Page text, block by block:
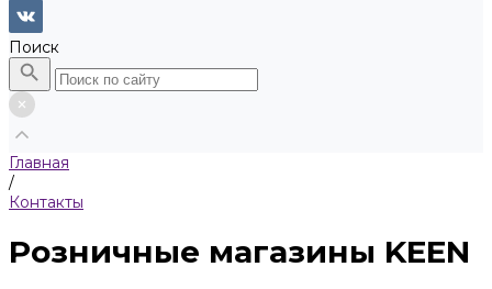
Поиск
Главная
/
Контакты
Розничные магазины KEEN